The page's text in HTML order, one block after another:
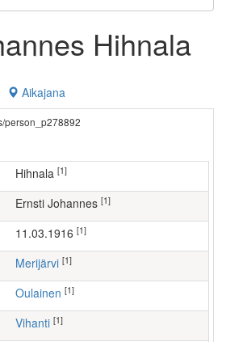
Hihnala
Aikajana
person_p278892
Hihnala [1]
Ernsti Johannes [1]
11.03.1916 [1]
Merijärvi [1]
Oulainen [1]
Vihanti [1]